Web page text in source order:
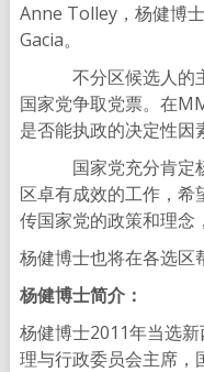
Anne Tolley，杨健博
Gacia。
不分区候选人的主
国家党争取党票。在
是否能执政的决定性因
国家党充分肯定杨
区卓有成效的工作，希
传国家党的政策和理念
杨健博士也将在各选区
杨健博士简介：
杨健博士2011年当选
理与行政委员会主席，